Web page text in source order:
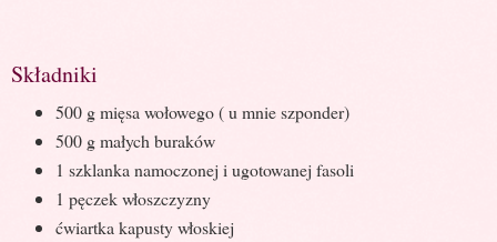
Składniki
500 g mięsa wołowego ( u mnie szponder)
500 g małych buraków
1 szklanka namoczonej i ugotowanej fasoli
1 pęczek włoszczyzny
ćwiartka kapusty włoskiej